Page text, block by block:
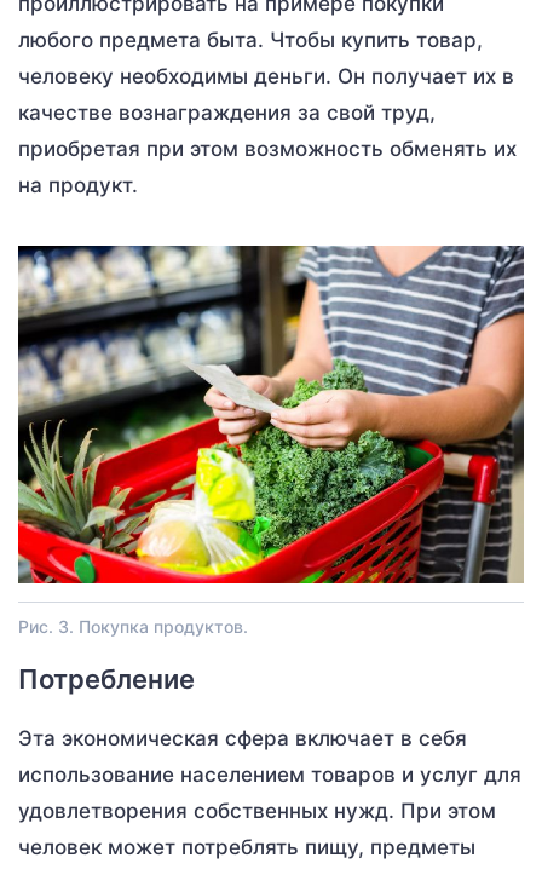
любого предмета быта. Чтобы купить товар,
человеку необходимы деньги. Он получает их в
качестве вознаграждения за свой труд,
приобретая при этом возможность обменять их
на продукт.
Рис. 3. Покупка продуктов.
Потребление
Эта экономическая сфера включает в себя
использование населением товаров и услуг для
удовлетворения собственных нужд. При этом
человек может потреблять пищу, предметы